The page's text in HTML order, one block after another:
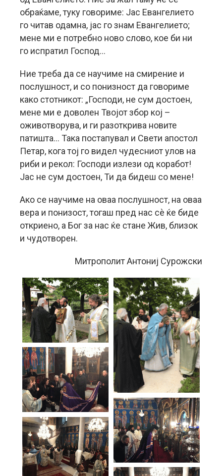
обраќаме, туку говориме: Јас Евангелието
го читав одамна, јас го знам Евангелието;
мене ми е потребно ново слово, кое би ни
го испратил Господ…
Ние треба да се научиме на смирение и
послушност, и со понизност да говориме
како стотникот: „Господи, не сум достоен,
мене ми е доволен Твојот збор кој –
оживотворува, и ги разоткрива новите
патишта… Така постапувал и Свети апостол
Петар, кога тој го видел чудесниот улов на
риби и рекол: Господи излези од коработ!
Јас не сум достоен, Ти да бидеш со мене!
Ако се научиме на оваа послушност, на оваа
вера и понизост, тогаш пред нас сѐ ќе биде
откриено, а Бог за нас ќе стане Жив, близок
и чудотворен.
Митрополит Антониј Сурожски